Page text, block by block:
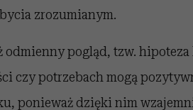
zrozumianym.
pogląd, tzw. hipoteza
czy potrzebach mogą
ponieważ dzięki nim